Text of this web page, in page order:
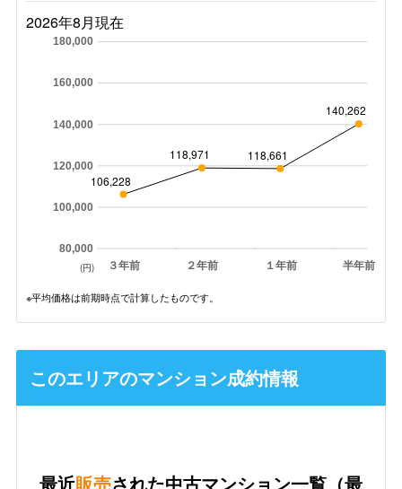
2026年8月現在
３年前 ２年前 １年前 半年前
80,000
100,000
120,000
140,000
160,000
180,000
106,228
118,971 118,661
140,262
(円)
※平均価格は前期時点で計算したものです。
このエリアのマンション成約情報
最近販売された中古マンション一覧（最